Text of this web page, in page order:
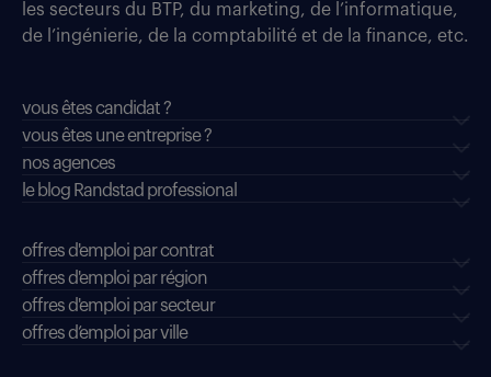
les secteurs du BTP, du marketing, de l’informatique,
de l’ingénierie, de la comptabilité et de la finance, etc.
vous êtes candidat ?
vous êtes une entreprise ?
nos agences
le blog Randstad professional
offres d'emploi par contrat
offres d'emploi par région
offres d'emploi par secteur
offres d’emploi par ville